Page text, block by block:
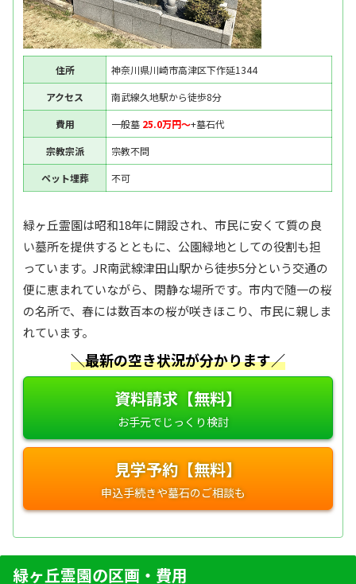
住所
神奈川県川崎市高津区下作延1344
アクセス
南武線久地駅から徒歩8分
費用
一般墓 25.0万円〜+墓石代
宗教宗派
宗教不問
ペット埋葬
不可
緑ヶ丘霊園は昭和18年に開設され、市民に安くて質の良
い墓所を提供するとともに、公園緑地としての役割も担
っています。JR南武線津田山駅から徒歩5分という交通の
便に恵まれていながら、閑静な場所です。市内で随一の桜
の名所で、春には数百本の桜が咲きほこり、市民に親しま
れています。
＼最新の空き状況が分かります／
資料請求【無料】
見学予約【無料】
緑ヶ丘霊園の区画・費用